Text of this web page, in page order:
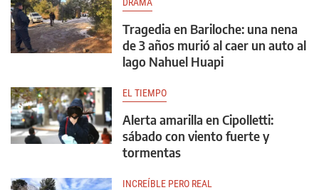
Tragedia en Bariloche: una nena
de 3 años murió al caer un auto al
lago Nahuel Huapi
EL TIEMPO
Alerta amarilla en Cipolletti:
sábado con viento fuerte y
tormentas
INCREÍBLE PERO REAL